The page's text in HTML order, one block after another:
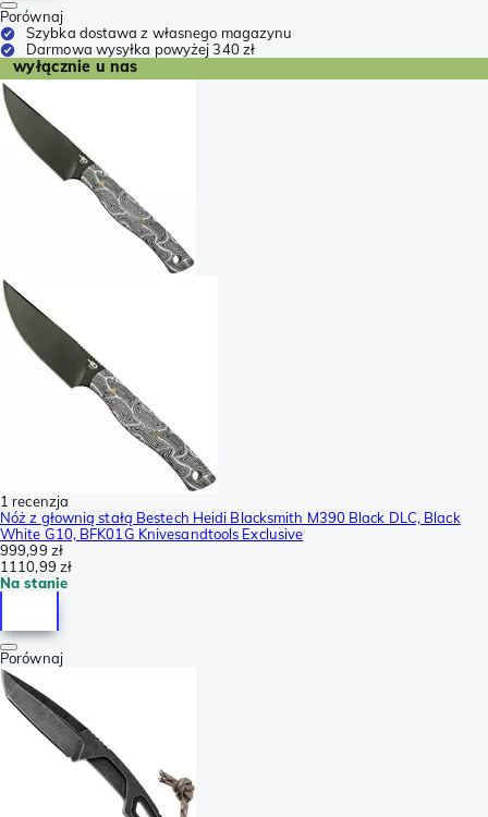
Porównaj
Szybka dostawa z własnego magazynu
Darmowa wysyłka powyżej 340 zł
wyłącznie u nas
1 recenzja
Nóż z głownią stałą Bestech Heidi Blacksmith M390 Black DLC, Black
White G10, BFK01G Knivesandtools Exclusive
999,99 zł
1110,99 zł
Na stanie
Porównaj